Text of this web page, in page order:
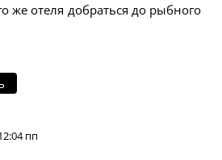
же отеля добраться до рыбного
пп